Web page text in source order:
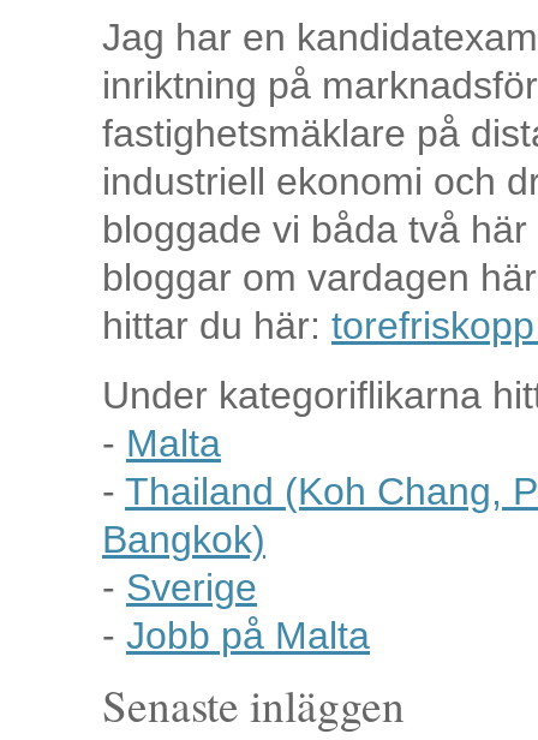
Jag har en
inriktning på
fastighetsmäklare på
industriell ekonomi och
bloggade vi båda två
bloggar om vardagen
hittar du här:
Under kategoriflikarna
- Malta
- Thailand (Koh Chang,
Bangkok)
- Sverige
- Jobb på Malta
Senaste inläggen